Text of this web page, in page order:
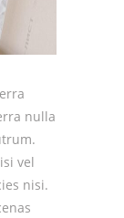
nulla
vel
nisi.